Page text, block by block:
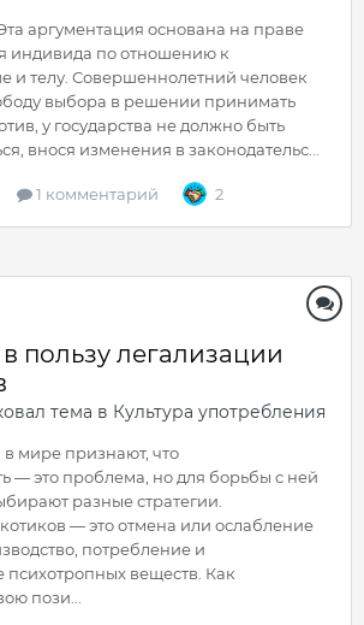
аргументация основана на праве
индивида по отношению к
и телу. Совершеннолетний человек
выбора в решении принимать
у государства не должно быть
внося изменения в законодательс...
1 комментарий 2
пользу легализации
тема в Культура употребления
в мире признают, что
— это проблема, но для борьбы с ней
разные стратегии.
— это отмена или ослабление
потребление и
психотропных веществ. Как
пози...